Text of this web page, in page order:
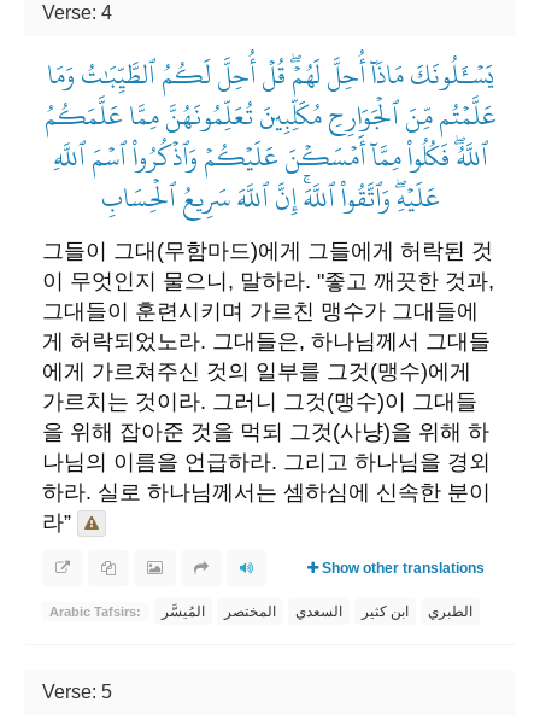
Verse: 4
يَسۡـَٔلُونَكَ مَاذَآ أُحِلَّ لَهُمۡۖ قُلۡ أُحِلَّ لَكُمُ ٱلطَّيِّبَٰتُ وَمَا
عَلَّمۡتُم مِّنَ ٱلۡجَوَارِحِ مُكَلِّبِينَ تُعَلِّمُونَهُنَّ مِمَّا عَلَّمَكُمُ
ٱللَّهُۖ فَكُلُواْ مِمَّآ أَمۡسَكۡنَ عَلَيۡكُمۡ وَٱذۡكُرُواْ ٱسۡمَ ٱللَّهِ
عَلَيۡهِۖ وَٱتَّقُواْ ٱللَّهَۚ إِنَّ ٱللَّهَ سَرِيعُ ٱلۡحِسَابِ
그들이 그대(무함마드)에게 그들에게 허락된 것
이 무엇인지 물으니, 말하라. "좋고 깨끗한 것과,
그대들이 훈련시키며 가르친 맹수가 그대들에
게 허락되었노라. 그대들은, 하나님께서 그대들
에게 가르쳐주신 것의 일부를 그것(맹수)에게
가르치는 것이라. 그러니 그것(맹수)이 그대들
을 위해 잡아준 것을 먹되 그것(사냥)을 위해 하
나님의 이름을 언급하라. 그리고 하나님을 경외
하라. 실로 하나님께서는 셈하심에 신속한 분이
라”
Show other translations
Arabic Tafsirs: المُيسَّر المختصر السعدي ابن كثير الطبري
Verse: 5